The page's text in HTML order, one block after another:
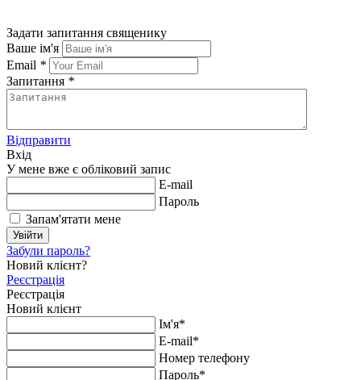
Задати запитання священику
Ваше ім'я
Email *
Запитання *
Відправити
Вхід
У мене вже є обліковий запис
E-mail
Пароль
Запам'ятати мене
Увійти
Забули пароль?
Новий клієнт?
Реєстрація
Реєстрація
Новий клієнт
Ім'я*
E-mail*
Номер телефону
Пароль*